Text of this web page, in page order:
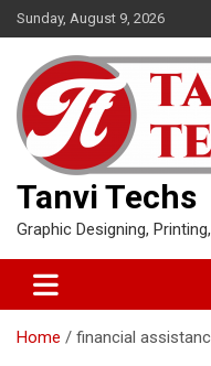
Skip
to
content
Sunday, August 9, 2026
Tanvi Techs
Graphic Designing,
Home financial